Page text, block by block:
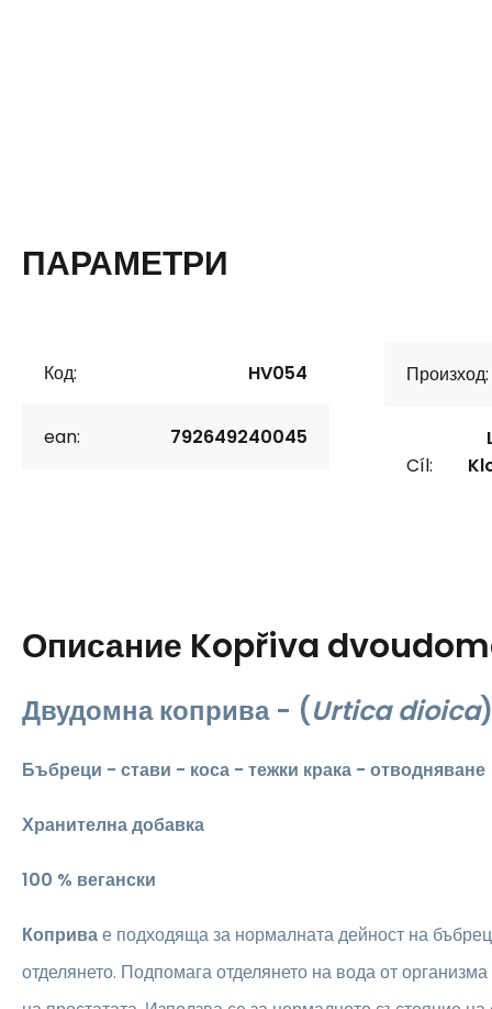
ПАРАМЕТРИ
Код: HV054
ean: 792649240045
Произход:
Cíl:
Описание Kopřiva
Двудомна коприва - (Urtica dioica)
Бъбреци - стави - коса - тежки крака - отводняване
Хранителна добавка
100 % вегански
Копривае подходяща за нормалната дейност на
отделянето. Подпомага отделянето на вода от